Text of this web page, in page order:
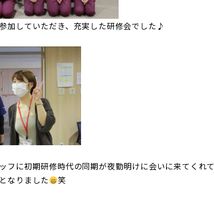
加していただき、充実した研修会でした♪
フに初期研修時代の同期が夜勤明けに会いに来てくれて
なりました
笑